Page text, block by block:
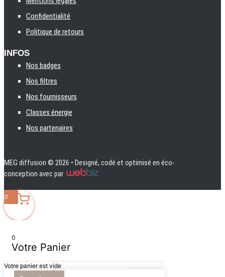
Confidentialité
Politique de retours
INFOS
Nos badges
Nos filtres
Nos fournisseurs
Classes énergie
Nos partenaires
MEG diffusion © 2026 • Designé, codé et optimisé en éco-
conception avec par
0
0
Votre Panier
Votre panier est vide